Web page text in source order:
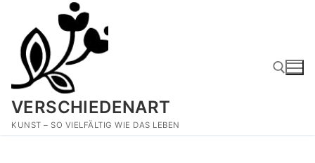
springen
VERSCHIEDENART
KUNST – SO VIELFÄLTIG WIE DAS LEBEN
Suchen nach: